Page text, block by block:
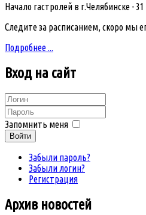
Начало гастролей в г.Челябинске -
Следите за расписанием, скоро мы
Подробнее ...
Вход на сайт
Запомнить меня
Войти
Забыли пароль?
Забыли логин?
Регистрация
Архив новостей